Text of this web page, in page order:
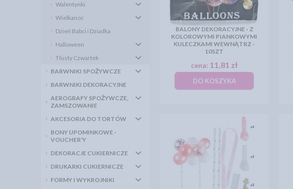
Walentynki
Wielkanoc
Dzień Babci i Dziadka
Halloween
Tłusty Czwartek
BARWNIKI SPOŻYWCZE
BARWNIKI DEKORACYJNE
AEROGRAFY SPOŻYWCZE,
ZAMSZOWANIE
AKCESORIA DO TORTÓW
BONY UPOMINKOWE -
VOUCHER'Y
DEKORACJE CUKIERNICZE
DRUKARKI CUKIERNICZE
FORMY I WYKROJNIKI
BALONY DEKORACYJNE - Z
KOLOROWYMI PIANKOWYMI
KULECZKAMI WEWNĄTRZ -
10SZT
cena: 11,81 zł
DO KOSZYKA